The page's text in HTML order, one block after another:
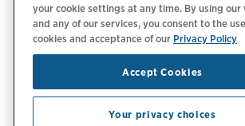
| Opcje prywatności
Copyright © 2026 ChargePoint, Inc.
your cookie settings at any time. By using our
and any of our services, you consent to the
cookies and acceptance of our Privacy Policy
Accept Cookies
Your privacy choices